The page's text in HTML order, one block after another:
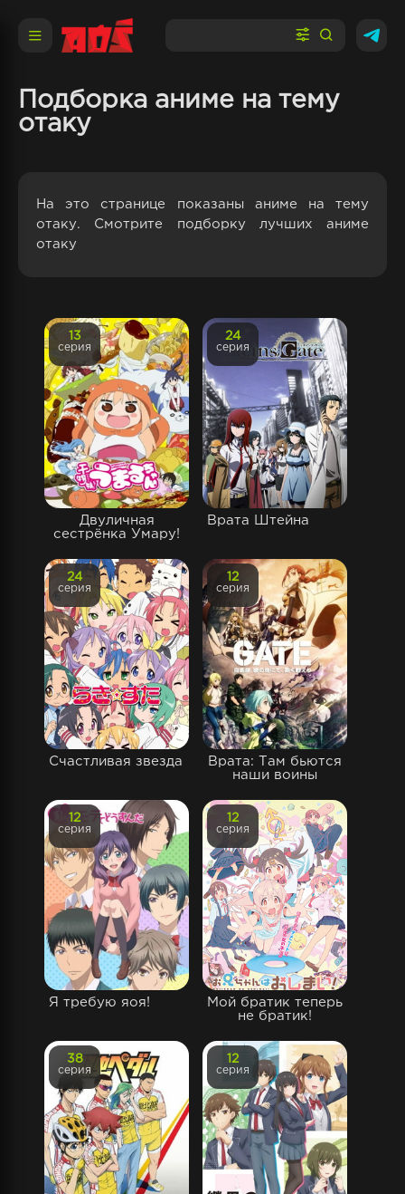
Подборка аниме на тему
отаку
На это странице показаны аниме на тему
отаку. Смотрите подборку лучших аниме
отаку
Двуличная
сестрёнка Умару!
13
серия
Врата Штейна
24
серия
Счастливая звезда
24
серия
Врата: Там бьются
наши воины
12
серия
Я требую яоя!
12
серия
Мой братик теперь
не братик!
12
серия
38
серия
12
серия